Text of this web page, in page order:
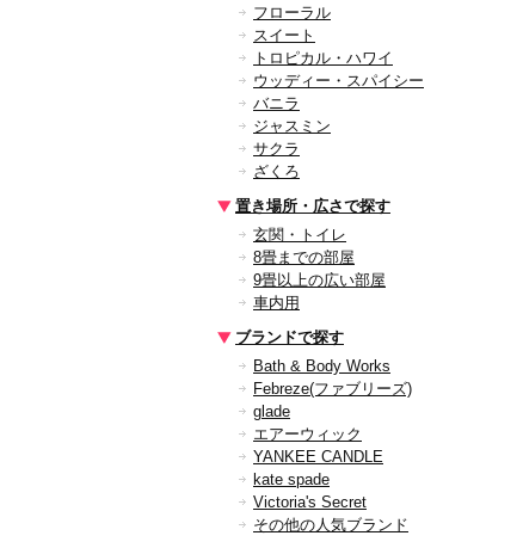
フローラル
スイート
トロピカル・ハワイ
ウッディー・スパイシー
バニラ
ジャスミン
サクラ
ざくろ
置き場所・広さで探す
玄関・トイレ
8畳までの部屋
9畳以上の広い部屋
車内用
ブランドで探す
Bath & Body Works
Febreze(ファブリーズ)
glade
エアーウィック
YANKEE CANDLE
kate spade
Victoria's Secret
その他の人気ブランド